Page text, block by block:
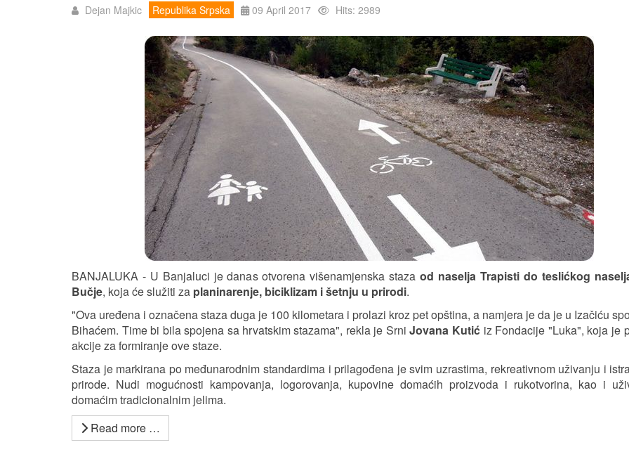
Dejan Majkic Republika Srpska 09 April 2017 Hits: 2989
BANJALUKA - U Banjaluci je danas otvorena višenamjenska stazaod naselja Trapisti do teslićkog
Bučje, koja će služiti za planinarenje, biciklizam i šetnju u prirodi.
"Ova uređena i označena staza duga je 100 kilometara i prolazi kroz pet opština, a namjera je da je u Izačiću
Bihaćem. Time bi bila spojena sa hrvatskim stazama", rekla je SrniJovana Kutić iz Fondacije "Luka", koja je
akcije za formiranje ove staze.
Staza je markirana po međunarodnim standardima i prilagođena je svim uzrastima, rekreativnom uživanju i
prirode. Nudi mogućnosti kampovanja, logorovanja, kupovine domaćih proizvoda i rukotvorina, kao i
domaćim tradicionalnim jelima.
Read more …